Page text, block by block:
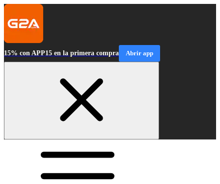
15% con APP15 en la primera compra Abrir app